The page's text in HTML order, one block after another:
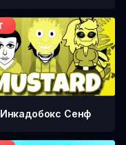
Инкадобокс Сенф